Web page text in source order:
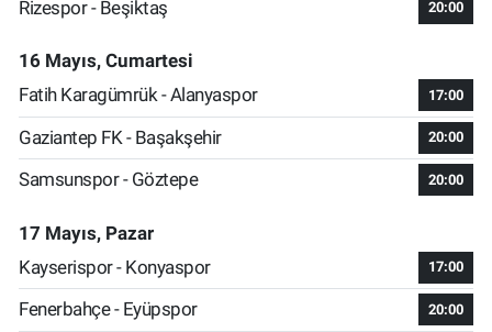
Rizespor - Beşiktaş
20:00
16 Mayıs, Cumartesi
Fatih Karagümrük - Alanyaspor
17:00
Gaziantep FK - Başakşehir 20:00
Samsunspor - Göztepe 20:00
17 Mayıs, Pazar
Kayserispor - Konyaspor
17:00
Fenerbahçe - Eyüpspor 20:00